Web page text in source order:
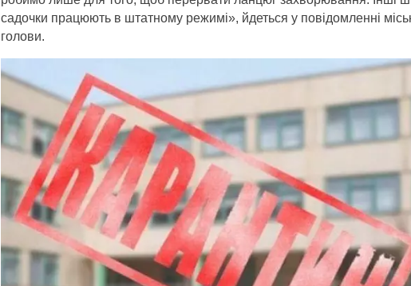
садочки працюють в штатному режимі», йдеться у повідомленні
голови.